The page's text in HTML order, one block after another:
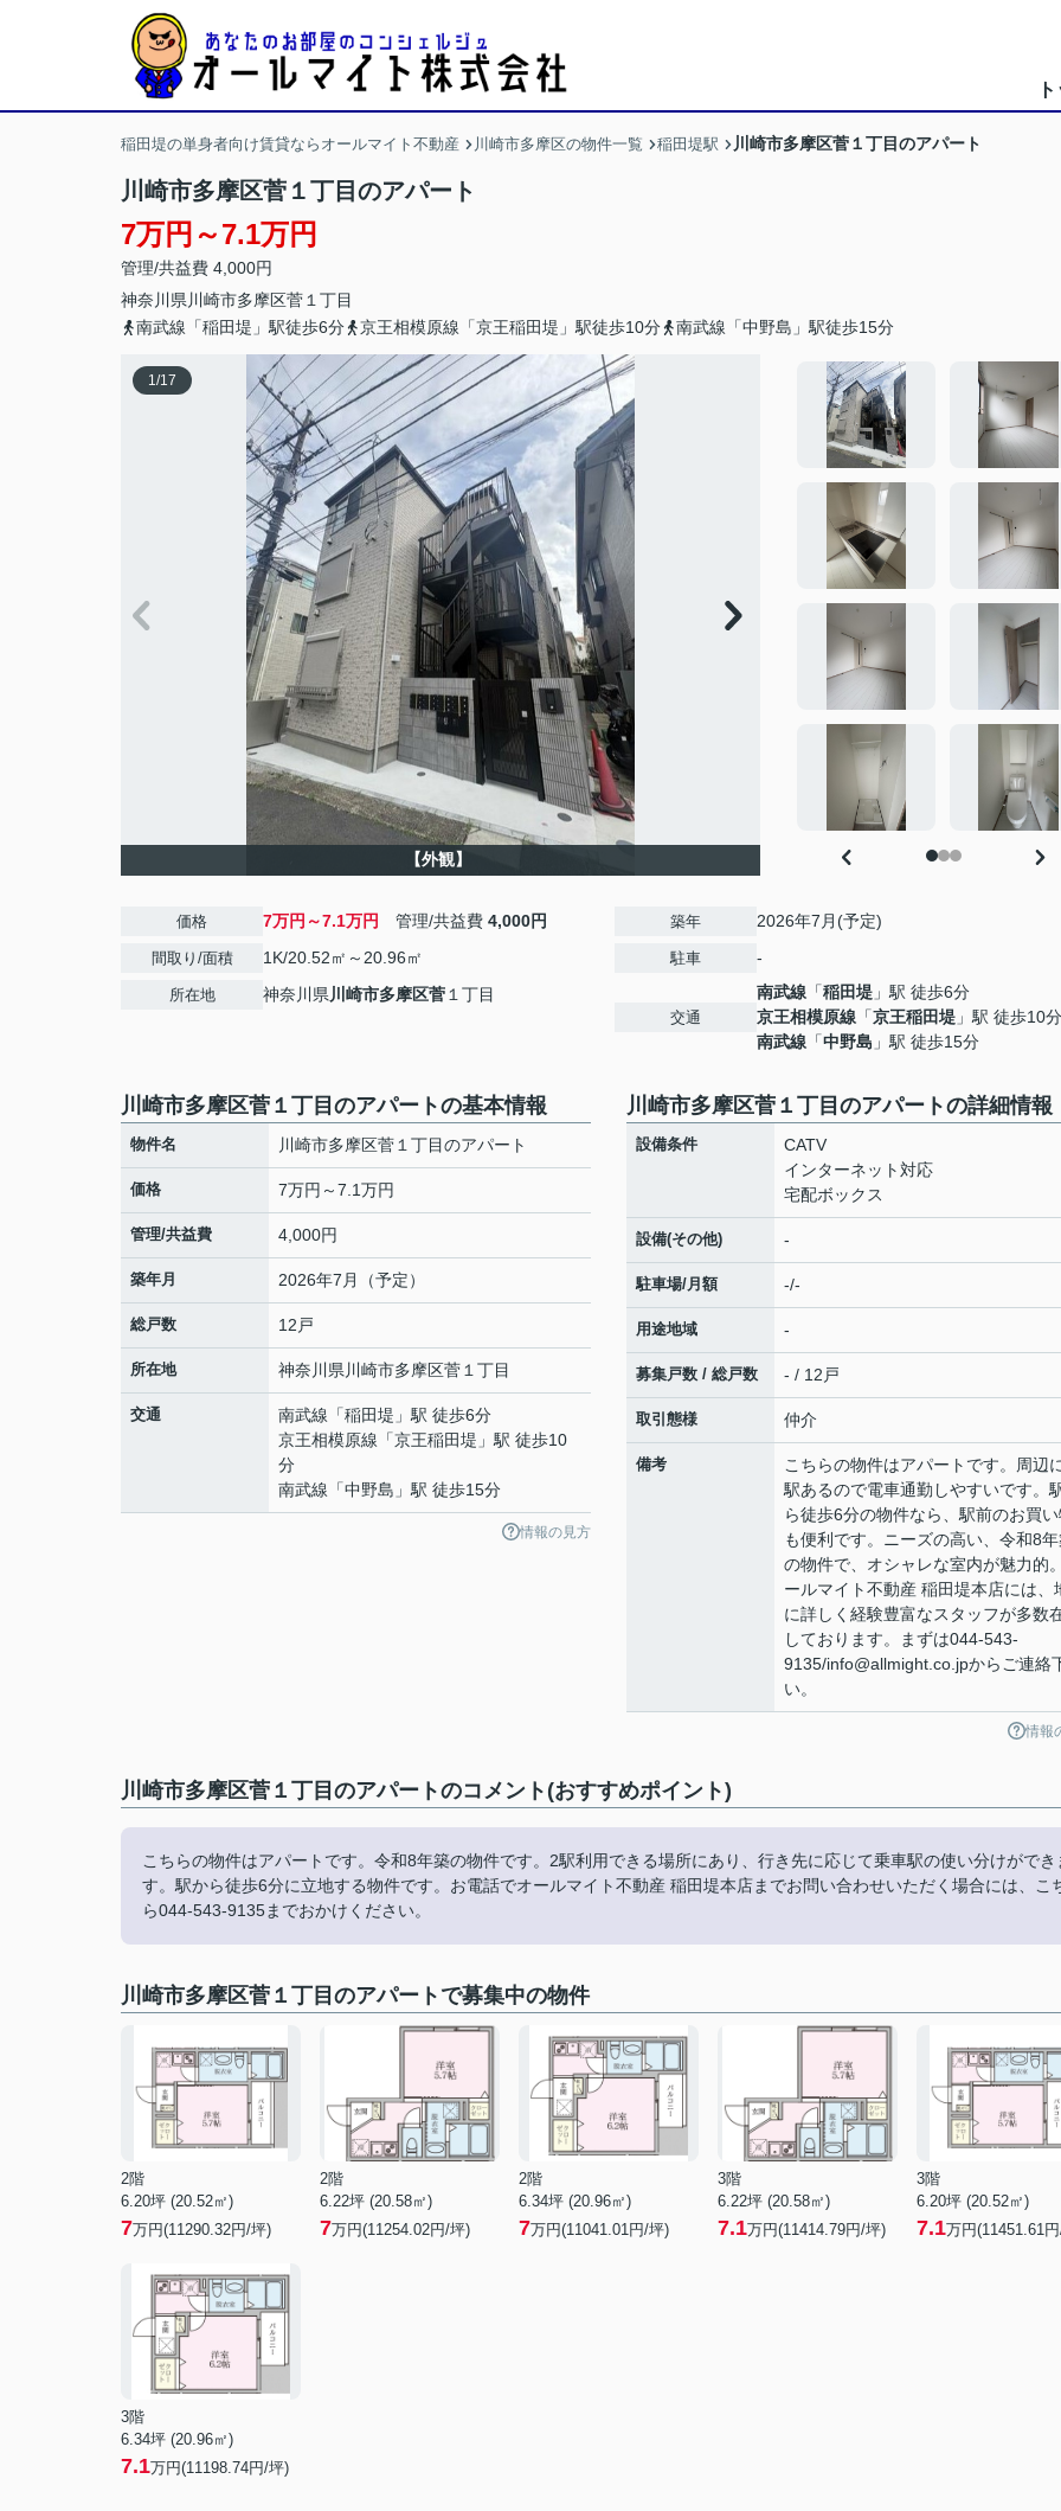
稲田堤の単身者向け賃貸ならオールマイト不動産 川崎市多摩区の物件一覧 稲田堤駅 川崎市多摩区菅１丁目のアパート
川崎市多摩区菅１丁目のアパート
7万円～7.1万円
管理/共益費 4,000円
神奈川県 川崎市多摩区菅 １丁目
南武線「稲田堤」駅徒歩6分
京王相模原線「京王稲田堤」駅徒歩10分 南武線「中野島」駅徒歩15分
1/17
【外観】
価格 7万円～7.1万円 管理/共益費 4,000円
間取り/面積 1K/20.52㎡～20.96㎡
所在地 神奈川県川崎市多摩区菅 １丁目
築年 2026年7月(予定)
駐車 -
交通
南武線 「稲田堤 」駅 徒歩6分
京王相模原線 「京王稲田堤 」駅 徒歩10分
南武線 「中野島 」駅 徒歩15分
川崎市多摩区菅１丁目のアパートの基本情報
物件名 川崎市多摩区菅１丁目のアパート
価格 7万円～7.1万円
管理/共益費 4,000円
築年月 2026年7月（予定）
総戸数 12戸
所在地 神奈川県 川崎市多摩区菅 １丁目
交通 南武線 「稲田堤 」駅 徒歩6分
京王相模原線 「京王稲田堤 」駅 徒歩10
分
南武線 「中野島 」駅 徒歩15分
情報の見方
川崎市多摩区菅１丁目のアパートの詳細情報
設備条件
CATV
インターネット対応
宅配ボックス
設備(その他) -
駐車場/月額 -/-
用途地域 -
募集戸数 / 総戸数 - / 12戸
取引態様 仲介
備考
こちらの物件はアパートです。周辺
駅あるので電車通勤しやすいです。
ら徒歩6分の物件なら、駅前のお買
も便利です。ニーズの高い、令和8
の物件で、オシャレな室内が魅力的
ールマイト不動産 稲田堤本店には、
に詳しく経験豊富なスタッフが多数
しております。まずは044-543-
9135/info@allmight.co.jpからご連絡
い。
情報
川崎市多摩区菅１丁目のアパートのコメント(おすすめポイント)
こちらの物件はアパートです。令和8年築の物件です。2駅利用できる場所にあり、行き先に応じて乗車駅の使い分けができ
す。駅から徒歩6分に立地する物件です。お電話でオールマイト不動産 稲田堤本店までお問い合わせいただく場合には、こ
ら044-543-9135までおかけください。
川崎市多摩区菅１丁目のアパートで募集中の物件
2階
6.20坪 (20.52㎡)
7万円(11290.32円/坪)
2階
6.22坪 (20.58㎡)
7万円(11254.02円/坪)
2階
6.34坪 (20.96㎡)
7万円(11041.01円/坪)
3階
6.22坪 (20.58㎡)
7.1万円(11414.79円/坪)
3階
6.20坪 (20.52㎡)
7.1万円(11451.61
3階
6.34坪 (20.96㎡)
7.1万円(11198.74円/坪)